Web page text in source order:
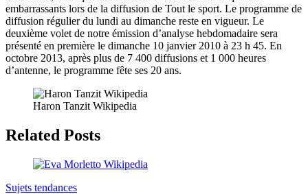
embarrassants lors de la diffusion de Tout le sport. Le programme de
diffusion régulier du lundi au dimanche reste en vigueur. Le
deuxième volet de notre émission d’analyse hebdomadaire sera
présenté en première le dimanche 10 janvier 2010 à 23 h 45. En
octobre 2013, après plus de 7 400 diffusions et 1 000 heures
d’antenne, le programme fête ses 20 ans.
Haron Tanzit Wikipedia
Related Posts
Sujets tendances